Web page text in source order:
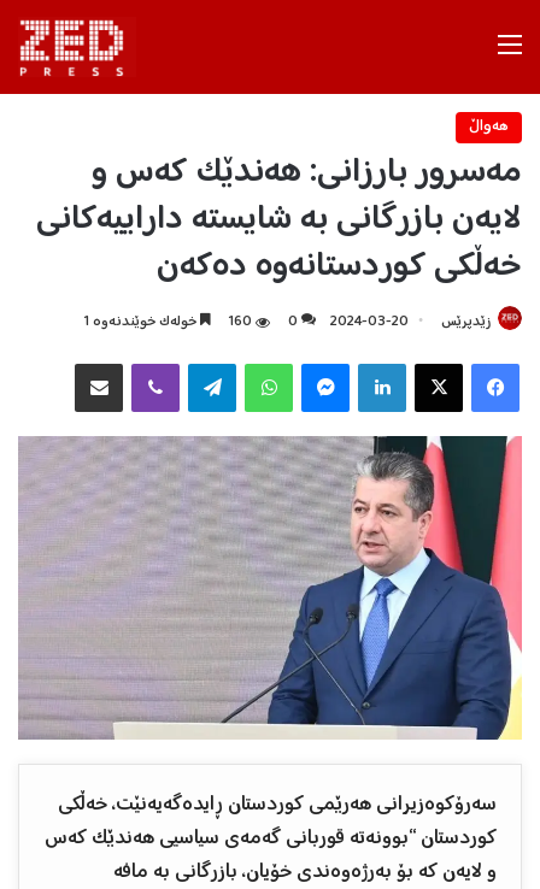
هه‌واڵ
مەسرور بارزانی: هەندێک کەس و
لایەن بازرگانی بە شایستە داراییەکانی
خەڵکی کوردستانەوە دەکەن
زێدپرێس 2024-03-20
0
160 خولەک خوێندنەوە 1
X
Telegram
سەرۆکوەزیرانی هەرێمی کوردستان ڕایدەگەیەنێت، خەڵکی
کوردستان “بوونەتە قوربانی گەمەی سیاسیی هەندێک کەس
و لایەن کە بۆ بەرژەوەندی خۆیان، بازرگانی بە مافە